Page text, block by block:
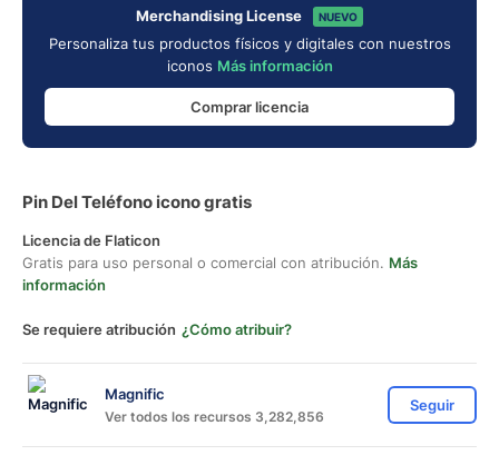
Merchandising License NUEVO
Personaliza tus productos físicos y digitales con nuestros
iconos Más información
Comprar licencia
Pin Del Teléfono icono gratis
Licencia de Flaticon
Gratis para uso personal o comercial con atribución. Más
información
Se requiere atribución ¿Cómo atribuir?
Magnific
Ver todos los recursos 3,282,856
Seguir